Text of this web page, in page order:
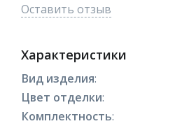
Оставить отзыв
Характеристики
Вид изделия:
Цвет отделки:
Комплектность: